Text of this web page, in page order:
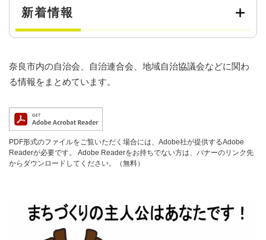
新着情報
奈良市内の自治会、自治連合会、地域自治協議会などに関わ
る情報をまとめています。
PDF形式のファイルをご覧いただく場合には、Adobe社が提供するAdobe
Readerが必要です。
Adobe Readerをお持ちでない方は、バナーのリンク先
からダウンロードしてください。（無料）